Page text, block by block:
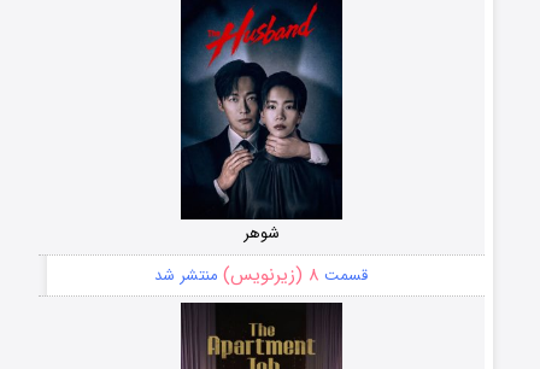
شوهر
قسمت ۸ (زیرنویس) منتشر شد